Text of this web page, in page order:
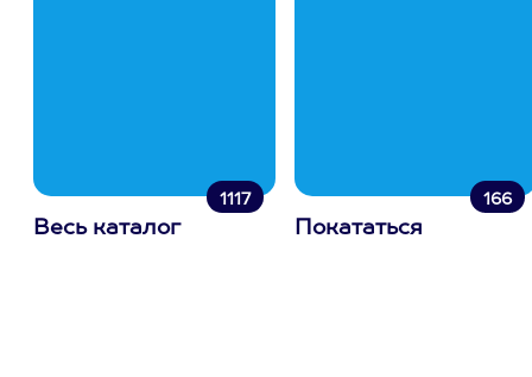
1117
Весь каталог
166
Покататься